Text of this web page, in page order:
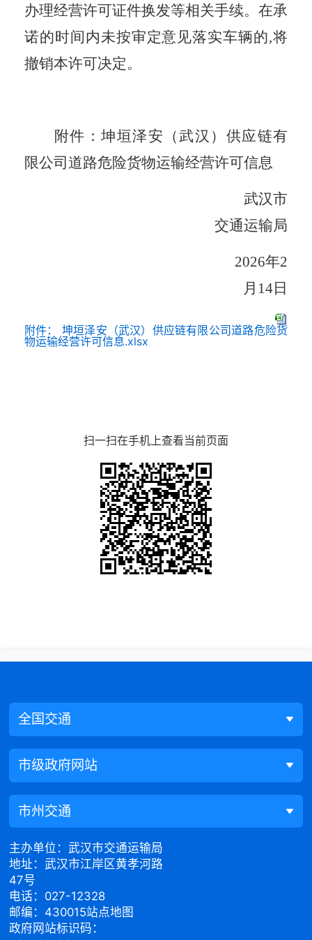
办理经营许可证件换发等相关手续。在承
诺的时间内未按审定意见落实车辆的,将
撤销本许可决定。
附件：坤垣泽安（武汉）供应链有
限公司 道路危险货物运输经营许可信息
武汉市
交通运输局
2026年2
月 14日
附件： 坤垣泽安（武汉）供应链有限公司道路危险货
物运输经营许可信息.xlsx
扫一扫在手机上查看当前页面
全国交通
市级政府网站
市州交通
主办单位：武汉市交通运输局
地址：武汉市江岸区黄孝河路
47号
电话：027-12328
邮编：430015站点地图
政府网站标识码：